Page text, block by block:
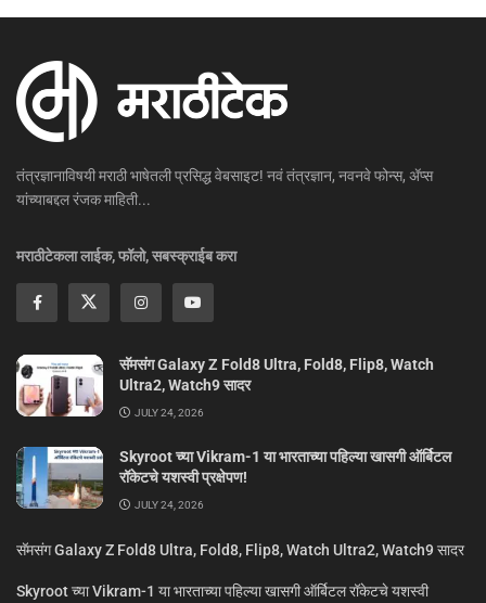
तंत्रज्ञानाविषयी मराठी भाषेतली प्रसिद्ध वेबसाइट! नवं तंत्रज्ञान, नवनवे फोन्स, ॲप्स
यांच्याबद्दल रंजक माहिती...
मराठीटेकला लाईक, फॉलो, सबस्क्राईब करा
सॅमसंग Galaxy Z Fold8 Ultra, Fold8, Flip8, Watch
Ultra2, Watch9 सादर
JULY 24, 2026
Skyroot च्या Vikram-1 या भारताच्या पहिल्या खासगी ऑर्बिटल
रॉकेटचे यशस्वी प्रक्षेपण!
JULY 24, 2026
सॅमसंग Galaxy Z Fold8 Ultra, Fold8, Flip8, Watch Ultra2, Watch9 सादर
Skyroot च्या Vikram-1 या भारताच्या पहिल्या खासगी ऑर्बिटल रॉकेटचे यशस्वी